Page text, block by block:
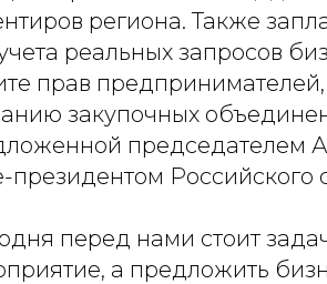
региона. Также
реальных запросов
прав
закупочных
председателем
президентом
перед нами стоит
а предложить